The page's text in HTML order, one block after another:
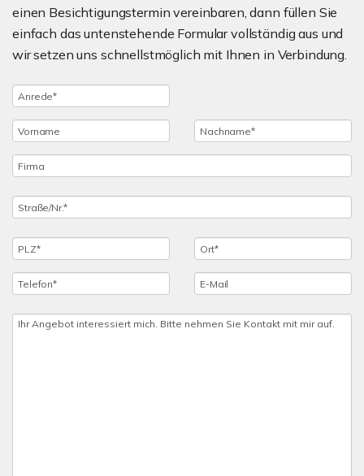
einen Besichtigungstermin vereinbaren, dann füllen Sie
einfach das untenstehende Formular vollständig aus und
wir setzen uns schnellstmöglich mit Ihnen in Verbindung.